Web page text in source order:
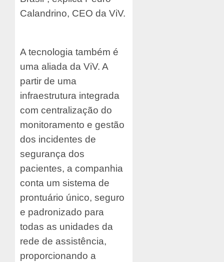
Calandrino, CEO da ViV.
A tecnologia também é
uma aliada da ViV. A
partir de uma
infraestrutura integrada
com centralização do
monitoramento e gestão
dos incidentes de
segurança dos
pacientes, a companhia
conta um sistema de
prontuário único, seguro
e padronizado para
todas as unidades da
rede de assistência,
proporcionando a